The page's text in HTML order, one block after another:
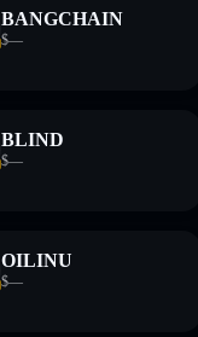
BANGCHAIN
$—
BLIND
$—
OILINU
$—